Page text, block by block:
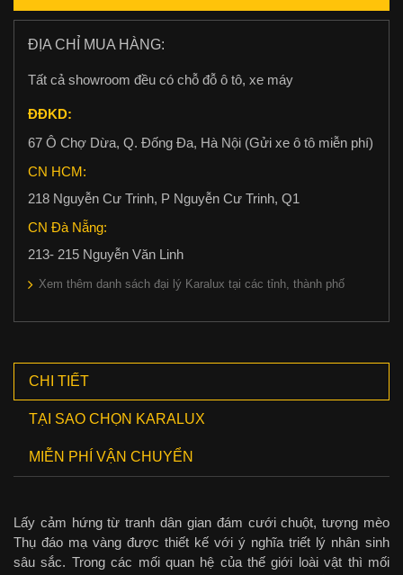
ĐỊA CHỈ MUA HÀNG:
Tất cả showroom đều có chỗ đỗ ô tô, xe máy
ĐĐKD:
67 Ô Chợ Dừa, Q. Đống Đa, Hà Nội (Gửi xe ô tô miễn phí)
CN HCM:
218 Nguyễn Cư Trinh, P Nguyễn Cư Trinh, Q1
CN Đà Nẵng:
213- 215 Nguyễn Văn Linh
Xem thêm danh sách đại lý Karalux tại các tỉnh, thành phố
CHI TIẾT
TẠI SAO CHỌN KARALUX
MIỄN PHÍ VẬN CHUYỂN
Lấy cảm hứng từ tranh dân gian đám cưới chuột, tượng mèo
Thụ đáo mạ vàng được thiết kế với ý nghĩa triết lý nhân sinh
sâu sắc. Trong các mối quan hệ của thế giới loài vật thì mối